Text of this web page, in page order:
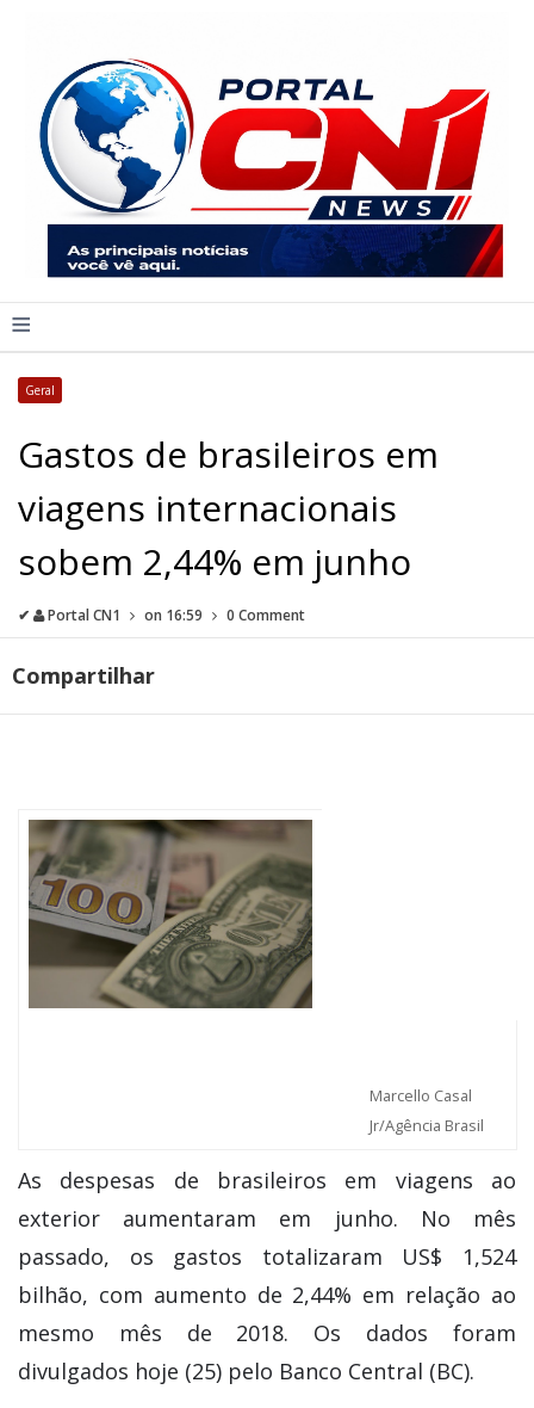
≡
Geral
Gastos de brasileiros em
viagens internacionais
sobem 2,44% em junho
✔ Portal CN1 on 16:59 0 Comment
Compartilhar
Marcello Casal
Jr/Agência Brasil
As despesas de brasileiros em viagens ao
exterior aumentaram em junho. No mês
passado, os gastos totalizaram US$ 1,524
bilhão, com aumento de 2,44% em relação ao
mesmo mês de 2018. Os dados foram
divulgados hoje (25) pelo Banco Central (BC).